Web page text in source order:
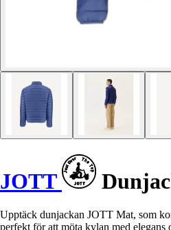
JOTT
Upptäck dunjackan JOTT Mat, som
perfekt för att möta kylan med elegans